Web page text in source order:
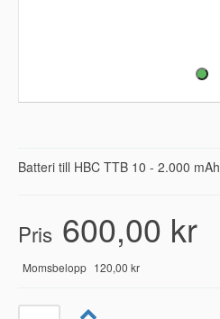
Batteri till HBC TTB 10 - 2.000 mAh
Pris 600,00 kr
Momsbelopp 120,00 kr